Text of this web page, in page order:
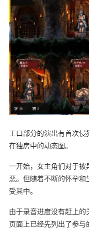
工口部分的演出有首次侵
在独房中的动态图。
一开始，女主角们对于
恶。但随着不断的怀孕
受其中。
由于录音进度没有赶上
页面上已经先列出了参与